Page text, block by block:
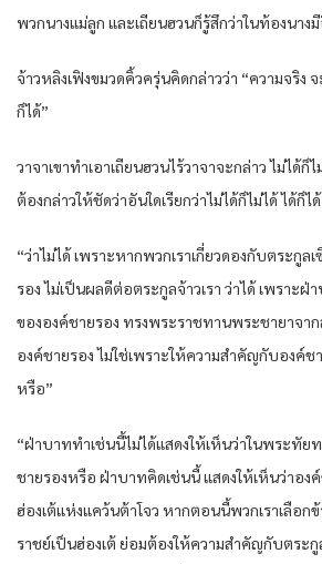
พวกนางแม่ลูก และเถียนฮวนก็รู้สึกว่าในท้องนาง
จ้าวหลิงเฟิงขมวดคิ้วครุ่นคิดกล่าวว่า “ความจริง จ
ก็ได้”
วาจาเขาทำเอาเถียนฮวนไร้วาจาจะกล่าว ไม่ได้ก็
ต้องกล่าวให้ชัดว่าอันใดเรียกว่าไม่ได้ก็ไม่ได้ ได้ก็ได้
“ว่าไม่ได้ เพราะหากพวกเราเกี่ยวดองกับตระกู
รอง ไม่เป็นผลดีต่อตระกูลจ้าวเรา ว่าได้ เพราะ
ขององค์ชายรอง ทรงพระราชทานพระชายาจา
องค์ชายรอง ไม่ใช่เพราะให้ความสำคัญกับองค์ช
หรือ”
“ฝ่าบาททำเช่นนี้ไม่ได้แสดงให้เห็นว่าในพระทัย
ชายรองหรือ ฝ่าบาทคิดเช่นนี้ แสดงให้เห็นว่าอง
ฮ่องเต้แห่งแคว้นต้าโจว หากตอนนี้พวกเราเลือกข้
ราชย์เป็นฮ่องเต้ ย่อมต้องให้ความสำคัญกับตระกู